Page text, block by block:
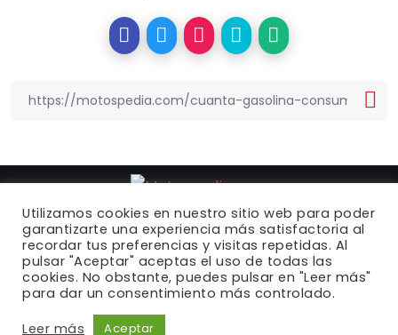
Motospedia.com© 2022 |Política de privacidad
Política de cookies |Contacto
Utilizamos cookies en nuestro sitio web para poder
garantizarte una experiencia más satisfactoria al
recordar tus preferencias y visitas repetidas. Al
pulsar "Aceptar" aceptas el uso de todas las
cookies. No obstante, puedes pulsar en "Leer más"
para dar un consentimiento más controlado.
Leer más
Aceptar